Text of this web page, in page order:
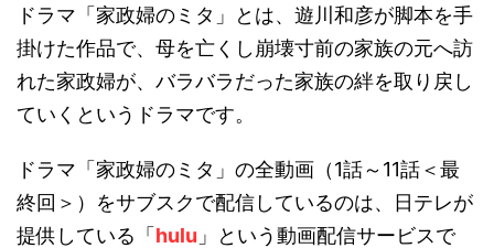
ドラマ「家政婦のミタ」とは、遊川和彦が脚本を手
掛けた作品で、母を亡くし崩壊寸前の家族の元へ訪
れた家政婦が、バラバラだった家族の絆を取り戻し
ていくというドラマです。
ドラマ「家政婦のミタ」の全動画（1話～11話＜最
終回＞）をサブスクで配信しているのは、日テレが
提供している「hulu 」という動画配信サービスで